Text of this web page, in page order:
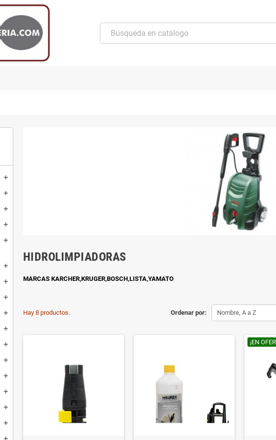
add
add
add
add
add
add
add
add
add
add
add
add
add
add
add
add
HIDROLIMPIADORAS
MARCAS KARCHER,KRUGER,BOSCH,LISTA,YAMATO
Ordenar por: Nombre, A a Z
Hay 8 productos.
¡EN